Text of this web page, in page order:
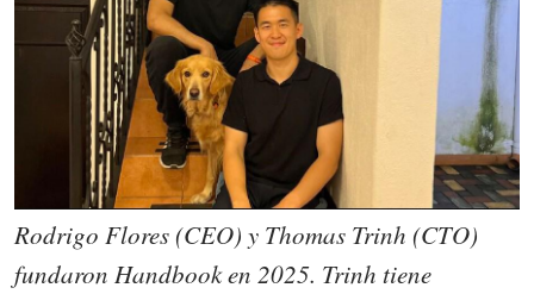
Rodrigo Flores (CEO) y Thomas Trinh (CTO)
fundaron Handbook en 2025. Trinh tiene